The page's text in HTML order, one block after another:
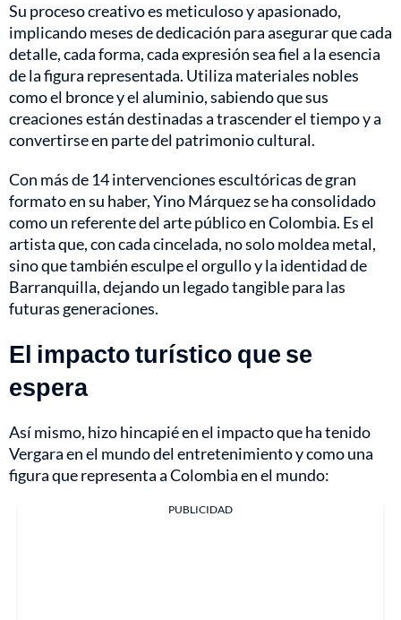
Su proceso creativo es meticuloso y apasionado,
implicando meses de dedicación para asegurar que cada
detalle, cada forma, cada expresión sea fiel a la esencia
de la figura representada. Utiliza materiales nobles
como el bronce y el aluminio, sabiendo que sus
creaciones están destinadas a trascender el tiempo y a
convertirse en parte del patrimonio cultural.
Con más de 14 intervenciones escultóricas de gran
formato en su haber, Yino Márquez se ha consolidado
como un referente del arte público en Colombia. Es el
artista que, con cada cincelada, no solo moldea metal,
sino que también esculpe el orgullo y la identidad de
Barranquilla, dejando un legado tangible para las
futuras generaciones.
El impacto turístico que se
espera
Así mismo, hizo hincapié en el impacto que ha tenido
Vergara en el mundo del entretenimiento y como una
figura que representa a Colombia en el mundo:
PUBLICIDAD